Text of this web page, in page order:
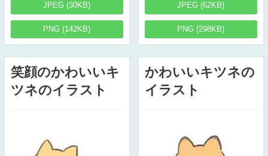
JPEG (30KB)
PNG (142KB)
JPEG (62KB)
PNG (298KB)
笑顔のかわいいキ
ツネのイラスト
かわいいキツネの
イラスト